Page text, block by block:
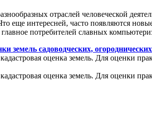
отраслей человеческой
интересней, часто появляются
потребителей славных
земель садоводческих,
оценка земель. Для оценки
оценка земель. Для оценки